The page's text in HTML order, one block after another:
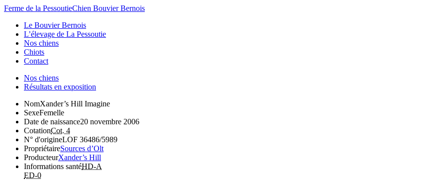
Ferme de la PessoutieChien Bouvier Bernois
Le Bouvier Bernois
L’élevage de La Pessoutie
Nos chiens
Chiots
Contact
Nos chiens
Résultats en exposition
NomXander’s Hill Imagine
SexeFemelle
Date de naissance20 novembre 2006
CotationCot. 4
N° d'origineLOF 36486/5989
PropriétaireSources d’Olt
ProducteurXander’s Hill
Informations santéHD-A
ED-0